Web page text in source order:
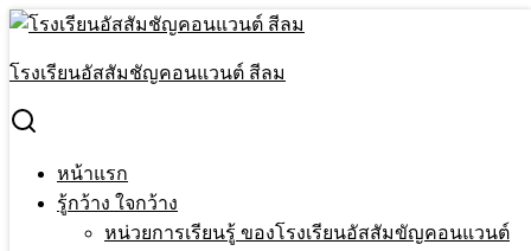
Skip
content
โรงเรียนอัสสัมชัญคอนแวนต์ สีลม
หน้าแรก
รู้กว้าง ใจกว้าง
หน่วยการเรียนรู้ ของโรงเรียนอัสสัมขัญคอนแวนต์
for:
เสด็จพระคริสตเจ้า ของ SPC THAI Educational Village
เทียน เทศกาลเตรียมรับเสด็จพระคริสตเจ้า ของ SPC THAI
Educational Village